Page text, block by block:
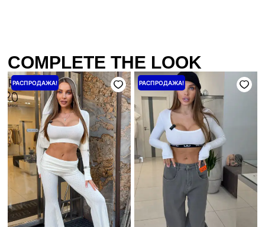
COMPLETE THE LOOK
РАСПРОДАЖА!
Первоначальная
цена
составляла
5000 ₴.
Текущая
цена:
4000 ₴.
РАСПРОДАЖА!
Первоначальная
цена
составляла
4000 ₴.
Текущая
цена:
3200 ₴.